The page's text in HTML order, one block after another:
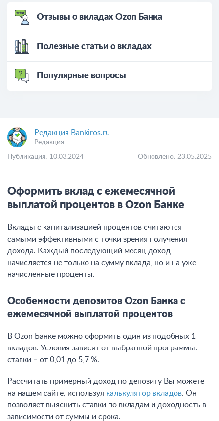
Отзывы о вкладах Ozon Банка
Полезные статьи о вкладах
Популярные вопросы
Редакция Bankiros.ru
Редакция
Публикация: 10.03.2024 Обновлено: 23.05.2025
Оформить вклад с ежемесячной
выплатой процентов в Ozon Банке
Вклады с капитализацией процентов считаются
самыми эффективными с точки зрения получения
дохода. Каждый последующий месяц доход
начисляется не только на сумму вклада, но и на уже
начисленные проценты.
Особенности депозитов Ozon Банка с
ежемесячной выплатой процентов
В Ozon Банке можно оформить один из подобных 1
вкладов. Условия зависят от выбранной программы:
ставки – от 0,01 до 5,7 %.
Рассчитать примерный доход по депозиту Вы можете
на нашем сайте, используя калькулятор вкладов. Он
позволяет выяснить ставки по вкладам и доходность в
зависимости от суммы и срока.